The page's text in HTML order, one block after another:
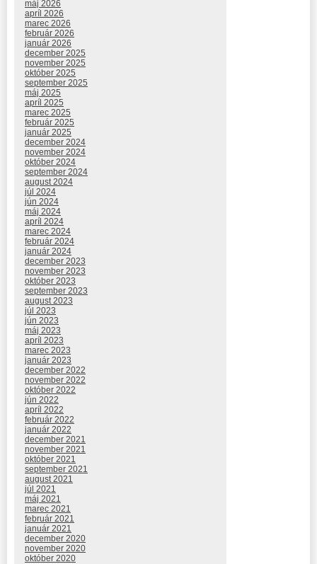
máj 2026
apríl 2026
marec 2026
február 2026
január 2026
december 2025
november 2025
október 2025
september 2025
máj 2025
apríl 2025
marec 2025
február 2025
január 2025
december 2024
november 2024
október 2024
september 2024
august 2024
júl 2024
jún 2024
máj 2024
apríl 2024
marec 2024
február 2024
január 2024
december 2023
november 2023
október 2023
september 2023
august 2023
júl 2023
jún 2023
máj 2023
apríl 2023
marec 2023
január 2023
december 2022
november 2022
október 2022
jún 2022
apríl 2022
február 2022
január 2022
december 2021
november 2021
október 2021
september 2021
august 2021
júl 2021
máj 2021
marec 2021
február 2021
január 2021
december 2020
november 2020
október 2020